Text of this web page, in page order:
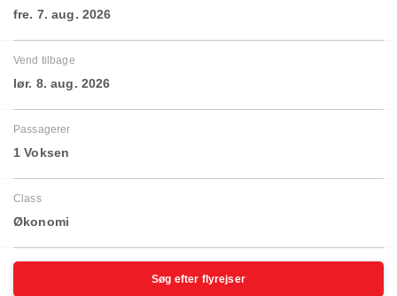
fre. 7. aug. 2026
Vend tilbage
lør. 8. aug. 2026
Passagerer
1 Voksen
Class
Økonomi
Søg efter flyrejser